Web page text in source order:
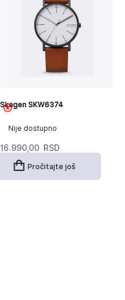
Nije dostupno
Skagen SKW6374
16.990,00 RSD
Pročitajte još